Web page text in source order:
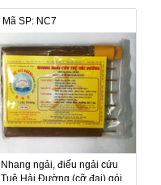
Mã SP: NC7
Nhang ngải, điếu ngải cứu
Tuệ Hải Đường (cỡ đại) gói